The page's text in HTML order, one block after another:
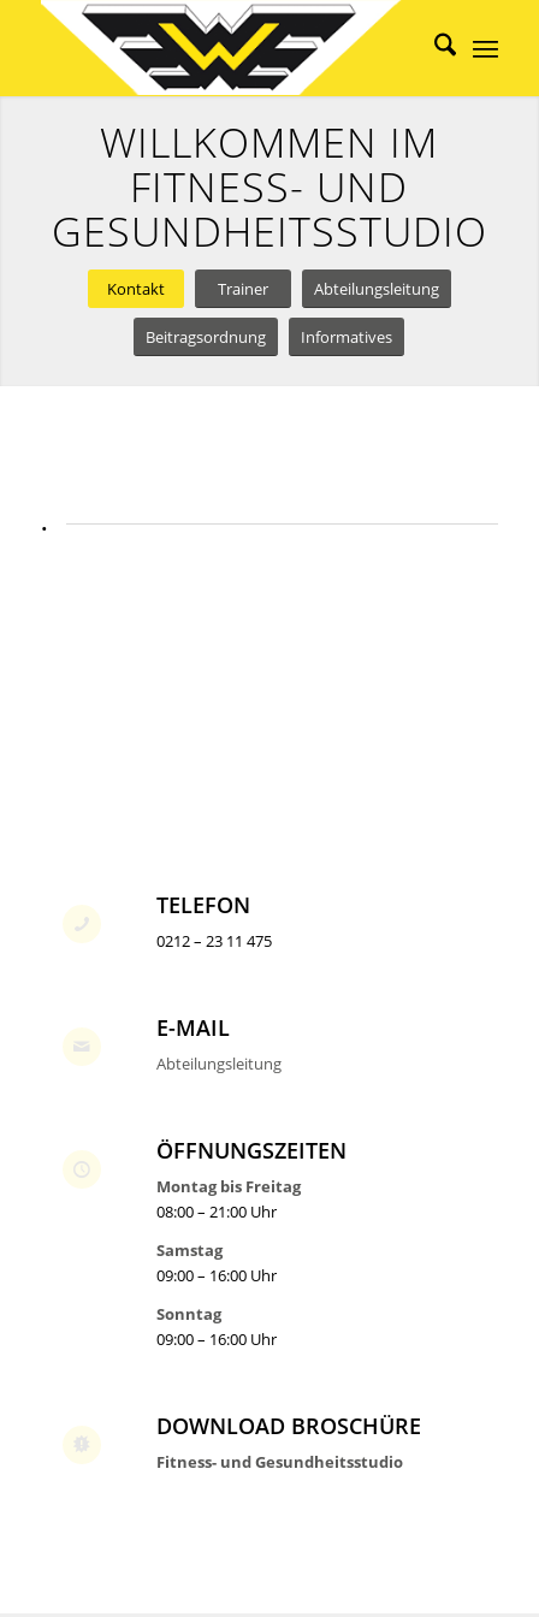
WILLKOMMEN IM
FITNESS- UND
GESUNDHEITSSTUDIO
Kontakt Trainer Abteilungsleitung
Beitragsordnung Informatives
.
TELEFON
0212 – 23 11 475
E-MAIL
Abteilungsleitung
ÖFFNUNGSZEITEN
Montag bis Freitag
08:00 – 21:00 Uhr
Samstag
09:00 – 16:00 Uhr
Sonntag
09:00 – 16:00 Uhr
DOWNLOAD BROSCHÜRE
Fitness- und Gesundheitsstudio